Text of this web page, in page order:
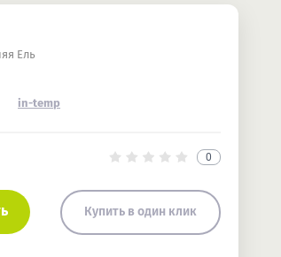
Ель
in-temp
0
Купить в один клик